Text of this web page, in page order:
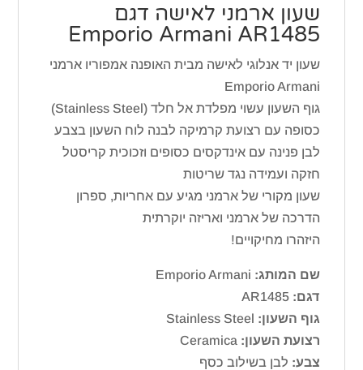
שעון ארמני לאישה דגם
Emporio Armani AR1485
שעון יד אנלוגי לאישה מבית האופנה אמפוריו ארמני
Emporio Armani
גוף השעון עשוי מפלדת אל חלד (Stainless Steel)
כסופה עם רצועת קרמיקה לבנה לוח השעון בצבע
לבן פנינה עם אינדקסים כסופים וזכוכית קריסטל
חזקה ועמידה נגד שריטות
שעון מקורי של ארמני מגיע עם אחריות, ספרון
הדרכה של ארמני ואריזה יוקרתית
היזהרו מחיקויים!
שם המותג:
דגם: AR1485
גוף השעון: Stainless Steel
רצועת השעון: Ceramica
צבע: לבן בשילוב כסף